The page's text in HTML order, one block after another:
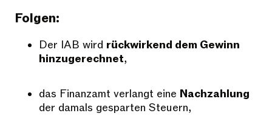
Folgen:
Der IAB wird rückwirkend dem Gewinn
hinzugerechnet,
das Finanzamt verlangt eine Nachzahlung
der damals gesparten Steuern,